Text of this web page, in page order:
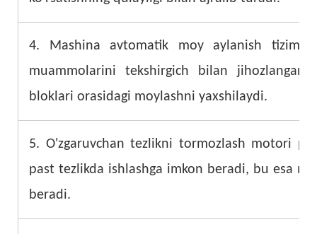
4. Mashina avtomatik moy aylanish
muammolarini tekshirgich bilan
bloklari orasidagi moylashni yaxshilaydi.
5. O'zgaruvchan tezlikni tormozlash motori
past tezlikda ishlashga imkon beradi, bu esa
beradi.